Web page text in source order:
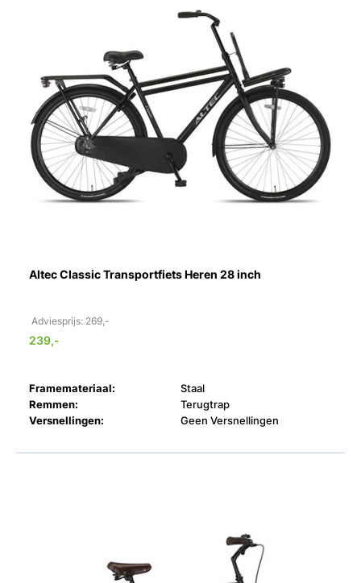
Altec Classic Transportfiets Heren 28 inch
Adviesprijs: 269,-
239,-
Framemateriaal:
Staal
Remmen:
Terugtrap
Versnellingen:
Geen Versnellingen